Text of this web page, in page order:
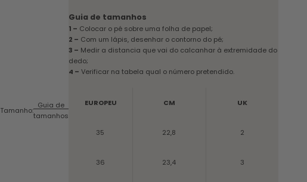
Tamanho:
Guia de
tamanhos
Guia de tamanhos
1 – Colocar o pé sobre uma folha de papel;
2 – Com um lápis, desenhar o contorno do pé;
3 – Medir a distancia que vai do calcanhar à extremidade do
dedo;
4 – Verificar na tabela qual o número pretendido.
EUROPEU CM UK
35 22,8 2
36 23,4 3